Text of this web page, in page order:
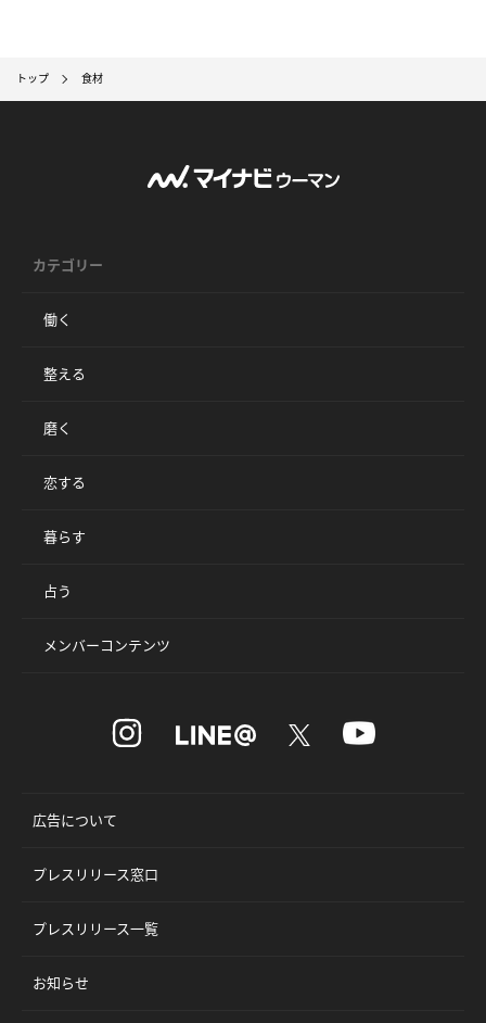
トップ 食材
カテゴリー
働く
整える
磨く
恋する
暮らす
占う
メンバーコンテンツ
広告について
プレスリリース窓口
プレスリリース一覧
お知らせ